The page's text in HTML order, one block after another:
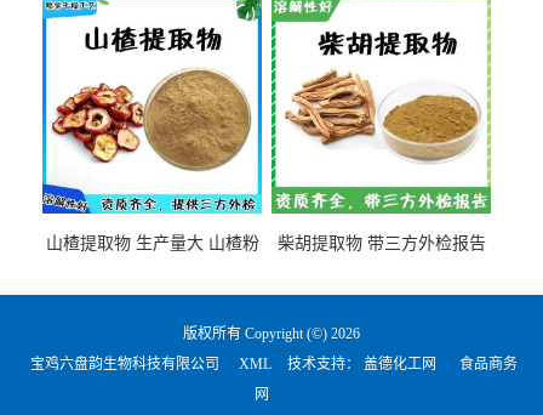
山楂提取物 生产量大 山楂粉 柴胡提取物 带三方外检报告
版权所有 Copyright (©) 2026
宝鸡六盘韵生物科技有限公司
XML 技术支持： 盖德化工网
食品商务
网